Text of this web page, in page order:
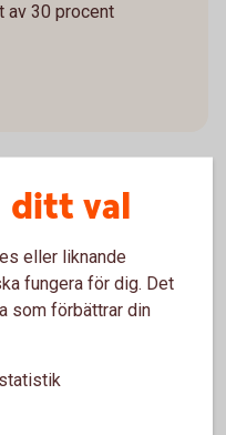
av 30 procent
har du fortfarande
år du vill att
bara ändra till en
ditt val
eller liknande
fungera för dig. Det
som förbättrar din